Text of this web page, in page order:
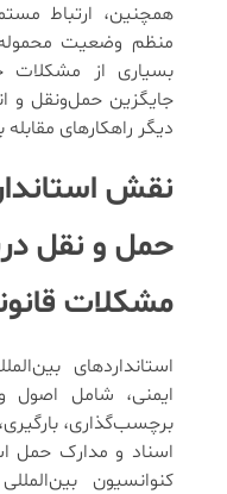
همچنین، ارتباط
منظم وضعیت محموله
بسیاری از مشکلات
جایگزین حمل‌ونقل و
دیگر راهکارهای
نقش
حمل‌ و نقل
مشکلات
استانداردهای
ایمنی، شامل اصول
برچسب‌گذاری،
اسناد و مدارک حمل
کنوانسیون